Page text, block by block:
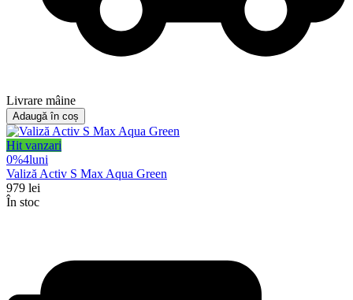
Livrare mâine
Adaugă în coș
Hit vanzari
0%4luni
Valiză Activ S Max Aqua Green
979 lei
În stoc